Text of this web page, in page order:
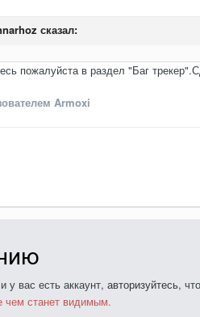
сказал:
пожалуйста в раздел "Баг
Armoxi
у вас есть аккаунт, авторизуйтесь,
чем станет видимым.